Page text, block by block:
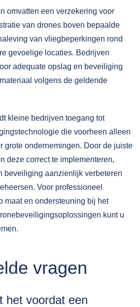
omvatten een verzekering voor
van drones boven bepaalde
van vliegbeperkingen rond
gevoelige locaties. Bedrijven
adequate opslag en beveiliging
volgens de geldende
kleine bedrijven toegang tot
die voorheen alleen
grote ondernemingen. Door de juiste
deze correct te implementeren,
beveiliging aanzienlijk verbeteren
Voor professioneel
maat en ondersteuning bij het
kunt u
vragen
het voordat een